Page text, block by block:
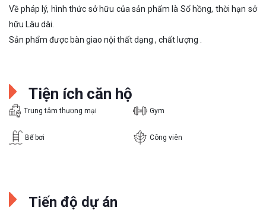
Về pháp lý, hình thức sở hữu của sản phẩm là Sổ hồng, thời hạn sở
hữu Lâu dài.
Sản phẩm được bàn giao nội thất dạng , chất lượng .
Tiện ích căn hộ
Trung tâm thương mại Gym
Bể bơi Công viên
Tiến độ dự án